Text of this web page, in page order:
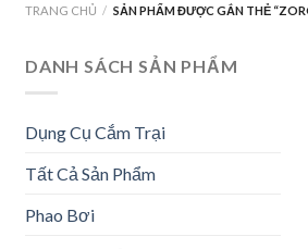
TRANG CHỦ / SẢN PHẨM ĐƯỢC GẮN THẺ
DANH SÁCH SẢN PHẨM
Dụng Cụ Cắm Trại
Tất Cả Sản Phẩm
Phao Bơi